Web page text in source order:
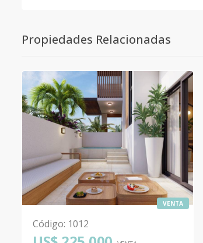
Propiedades Relacionadas
VENTA
Código: 1012